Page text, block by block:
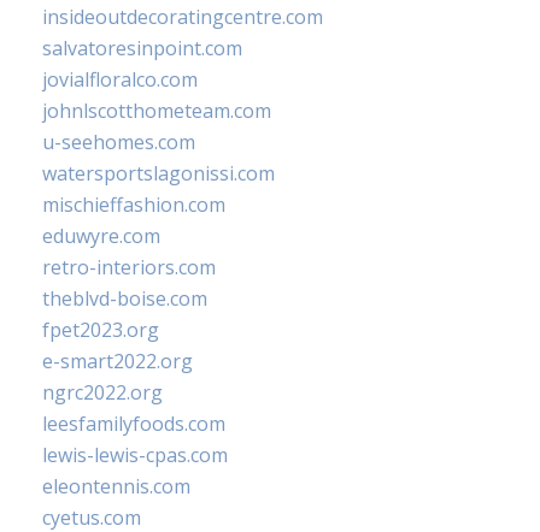
insideoutdecoratingcentre.com
salvatoresinpoint.com
jovialfloralco.com
johnlscotthometeam.com
u-seehomes.com
watersportslagonissi.com
mischieffashion.com
eduwyre.com
retro-interiors.com
theblvd-boise.com
fpet2023.org
e-smart2022.org
ngrc2022.org
leesfamilyfoods.com
lewis-lewis-cpas.com
eleontennis.com
cyetus.com